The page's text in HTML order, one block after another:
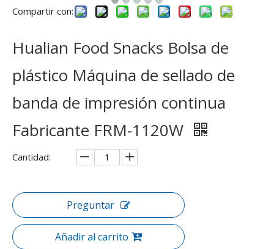
Compartir con:
Hualian Food Snacks Bolsa de
plástico Máquina de sellado de
banda de impresión continua
Fabricante FRM-1120W
Cantidad:
Preguntar
Añadir al carrito